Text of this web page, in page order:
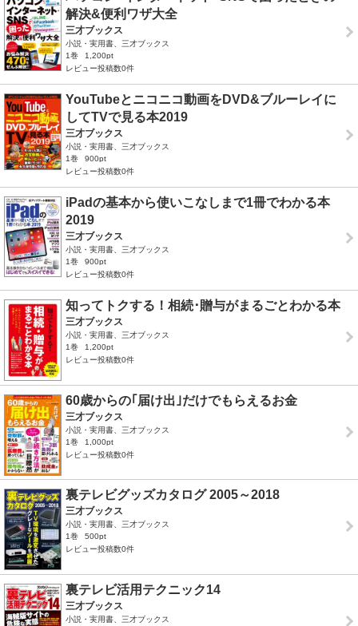
解決&便利ワザ大全
三才ブックス
小説・実用書、三才ブックス
1巻
1,200pt
レビュー投稿数0件
YouTubeとニコニコ動画をDVD&ブルーレイに
してTVで見る本2019
三才ブックス
小説・実用書、三才ブックス
1巻
900pt
レビュー投稿数0件
iPadの基本から使いこなしまで1冊でわかる本
2019
三才ブックス
小説・実用書、三才ブックス
1巻
900pt
レビュー投稿数0件
知ってトクする！相続･贈与がまるごとわかる本
三才ブックス
小説・実用書、三才ブックス
1巻
1,200pt
レビュー投稿数0件
60歳からの｢届け出｣だけでもらえるお金
三才ブックス
小説・実用書、三才ブックス
1巻
1,000pt
レビュー投稿数0件
裏テレビグッズカタログ 2005～2018
三才ブックス
小説・実用書、三才ブックス
1巻
500pt
レビュー投稿数0件
裏テレビ活用テクニック14
三才ブックス
小説・実用書、三才ブックス